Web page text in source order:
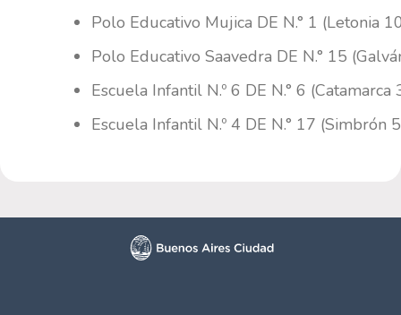
Polo Educativo Mujica DE N.° 1 (Letonia
Polo Educativo Saavedra DE N.° 15
Escuela Infantil N.º 6 DE N.° 6 (Catamarca
Escuela Infantil N.º 4 DE N.° 17 (Simbrón